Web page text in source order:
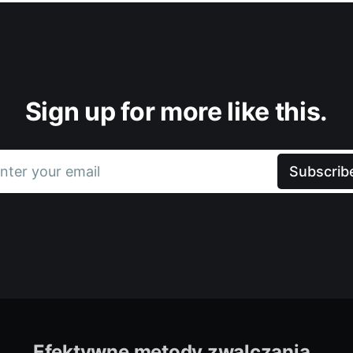
Sign up for more like this.
your email